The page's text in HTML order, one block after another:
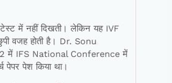
टेस्ट में नहीं दिखती। लेकिन यह IVF
वजह होती है। Dr. Sonu
में IFS National Conference में
पेपर पेश किया था।